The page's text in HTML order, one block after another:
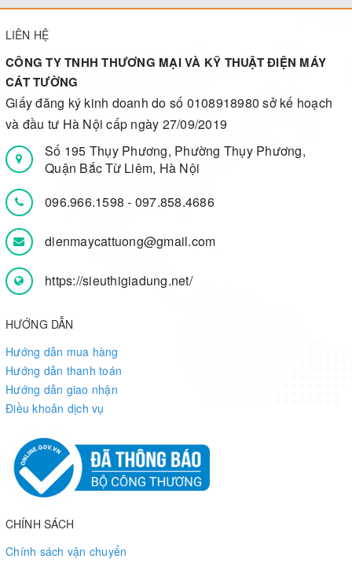
LIÊN HỆ
CÔNG TY TNHH THƯƠNG MẠI VÀ KỸ THUẬT ĐIỆN MÁY
CÁT TƯỜNG
Giấy đăng ký kinh doanh do số 0108918980 sở kế hoạch
và đầu tư Hà Nội cấp ngày 27/09/2019
Số 195 Thụy Phương, Phường Thụy Phương,
Quận Bắc Từ Liêm, Hà Nội
096.966.1598- 097.858.4686
dienmaycattuong@gmail.com
https://sieuthigiadung.net/
HƯỚNG DẪN
Hướng dẫn mua hàng
Hướng dẫn thanh toán
Hướng dẫn giao nhận
Điều khoản dịch vụ
CHÍNH SÁCH
Chính sách vận chuyển